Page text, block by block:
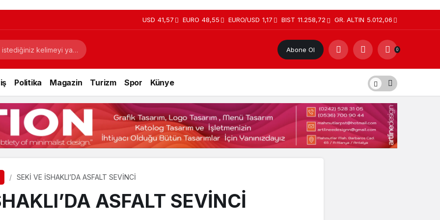
USD 41,57 EURO 48,55 EURO/USD 1,17 BIST 11.258,72 GR. ALTIN 5.012,06
Abone Ol 0
Politika Magazin Turizm Spor Künye
SEKİ VE İSHAKLI’DA ASFALT SEVİNCİ
ASFALT SEVİNCİ